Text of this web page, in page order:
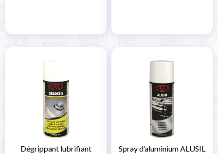
Dégrippant lubrifiant
Spray d’aluminium ALUSIL